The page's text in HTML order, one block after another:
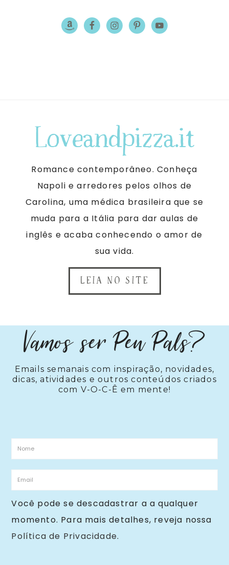
Loveandpizza.it
Romance contemporâneo. Conheça
Napoli e arredores pelos olhos de
Carolina, uma médica brasileira que se
muda para a Itália para dar aulas de
inglês e acaba conhecendo o amor de
sua vida.
LEIA NO SITE
Vamos ser Pen Pals?
Emails semanais com inspiração, novidades,
dicas, atividades e outros conteúdos criados
com V-O-C-Ê em mente!
Você pode se descadastrar a a qualquer
momento. Para mais detalhes, reveja nossa
Política de Privacidade.